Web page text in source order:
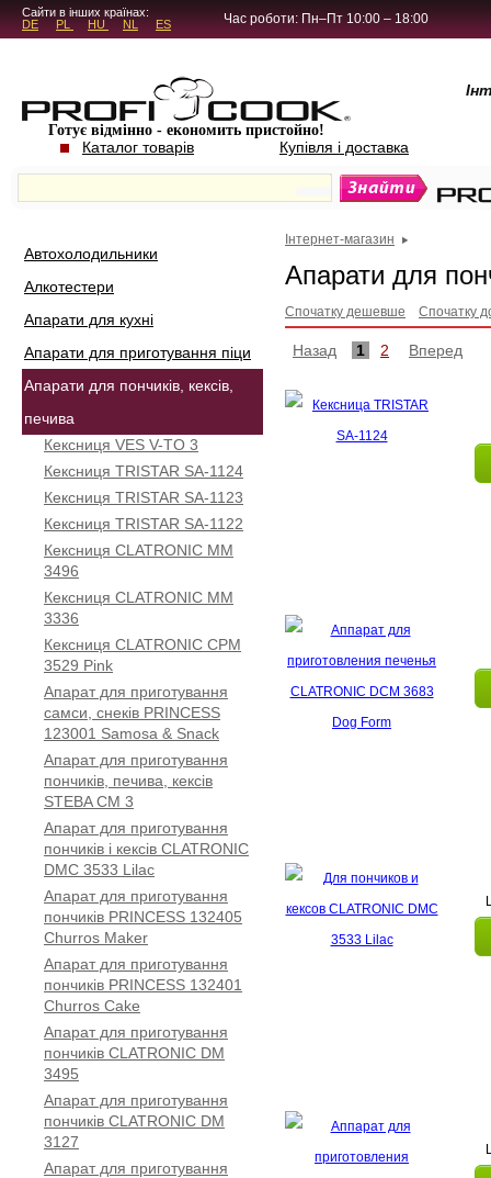
5.4.45Сайти в інших країнах:
DE
PL HU NL ES Час роботи: Пн–Пт 10:00 – 18:00
Готує відмінно - економить пристойно!
Каталог товарів Купівля і доставка
Автохолодильники
Алкотестери
Апарати для кухні
Апарати для приготування піци
Апарати для пончиків, кексів,
печива
Кексниця VES V-TO 3
Кексниця TRISTAR SA-1124
Кексниця TRISTAR SA-1123
Кексниця TRISTAR SA-1122
Кексниця CLATRONIC МM
3496
Кексниця CLATRONIC MM
3336
Кексниця CLATRONIC CPM
3529 Pink
Апарат для приготування
самси, снеків PRINCESS
123001 Samosa & Snack
Апарат для приготування
пончиків, печива, кексів
STEBA CM 3
Апарат для приготування
пончиків і кексів CLATRONIC
DMC 3533 Lilac
Апарат для приготування
пончиків PRINCESS 132405
Churros Maker
Апарат для приготування
пончиків PRINCESS 132401
Churros Cake
Апарат для приготування
пончиків CLATRONIC DM
3495
Апарат для приготування
пончиків CLATRONIC DM
3127
Апарат для приготування
Інтернет-магазин
Апарати для
Спочатку дешевше Спочатку
Назад 1 2 Вперед